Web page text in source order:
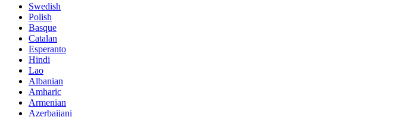
Swedish
Polish
Basque
Catalan
Esperanto
Hindi
Lao
Albanian
Amharic
Armenian
Azerbaijani